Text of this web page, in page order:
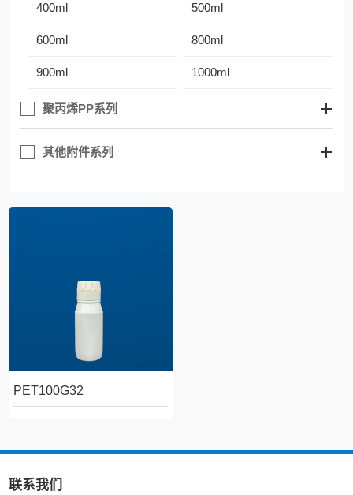
400ml 500ml
600ml 800ml
900ml 1000ml
聚丙烯PP系列
其他附件系列
PET100G32
联系我们